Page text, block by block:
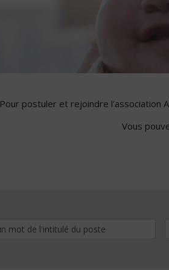
Pour postuler et rejoindre l'association
Vous